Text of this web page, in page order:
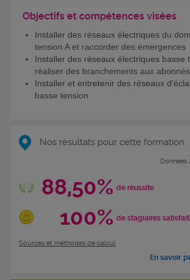
Objectifs et compétences visées
Installer des réseaux électriques du
tension A et raccorder des émergences
Installer des réseaux électriques basse
réaliser des branchements aux abonnés
Installer et entretenir des réseaux
basse tension
Nos résultats pour cette formation
Données
88,50% de réussite
100% de stagiaires
Sources et méthodes de calcul
En savoir